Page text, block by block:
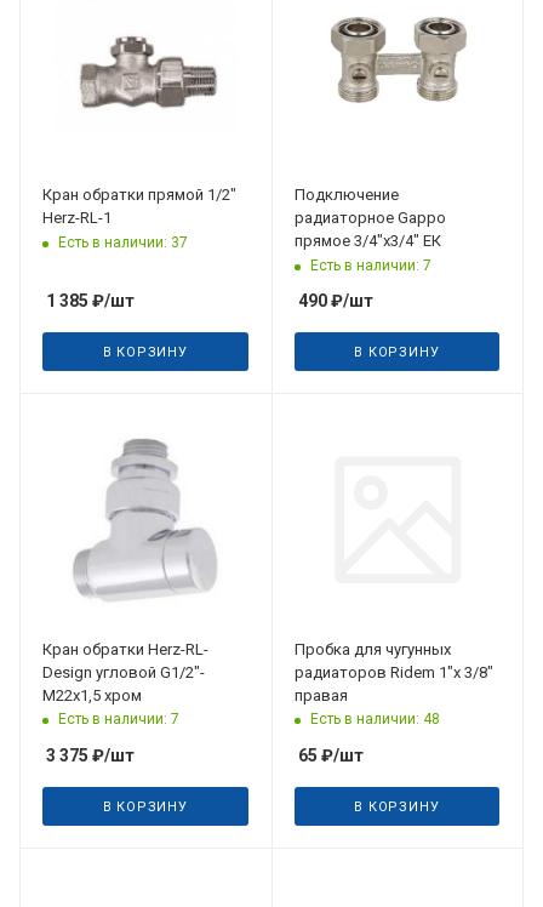
Кран обратки прямой 1/2"
Herz-RL-1
Есть в наличии: 37
1 385 ₽/шт
В КОРЗИНУ
Подключение
радиаторное Gappo
прямое 3/4"x3/4" ЕК
Есть в наличии: 7
490₽/шт
В КОРЗИНУ
Кран обратки Herz-RL-
Design угловой G1/2"-
M22x1,5 хром
Есть в наличии: 7
3 375 ₽/шт
В КОРЗИНУ
Пробка для чугунных
радиаторов Ridem 1"х 3/8"
правая
Есть в наличии: 48
65 ₽/шт
В КОРЗИНУ